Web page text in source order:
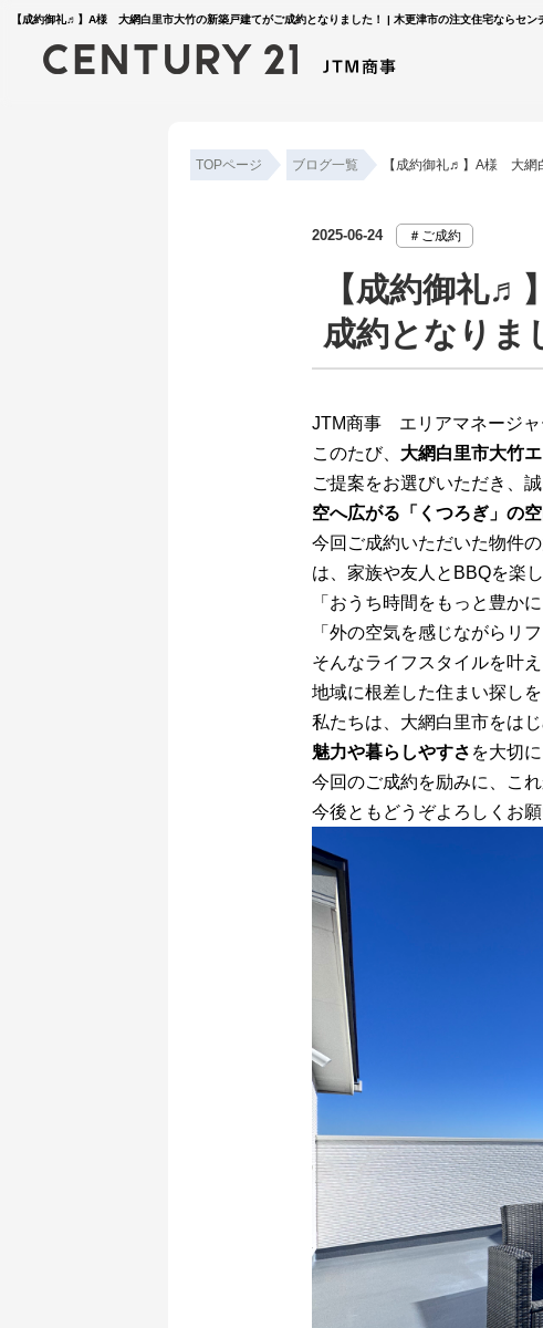
【成約御礼♬】A様 大網白里市大竹の新築戸建てがご成約となりました！ | 木更津市の注文住宅ならセン
TOPページ ブログ一覧 【成約御礼♬】A様 大網
2025-06-24 ＃ご成約
【成約御礼♬
成約となりま
JTM商事 エリアマネージャ
このたび、 大網白里市大竹
ご提案をお選びいただき、
空へ広がる「くつろぎ」の
今回ご成約いただいた物件
は、家族や友人とBBQを楽
「おうち時間をもっと豊かに
「外の空気を感じながらリ
そんなライフスタイルを叶
地域に根差した住まい探しを
私たちは、大網白里市をは
魅力や暮らしやすさ を大切
今回のご成約を励みに、こ
今後ともどうぞよろしくお願